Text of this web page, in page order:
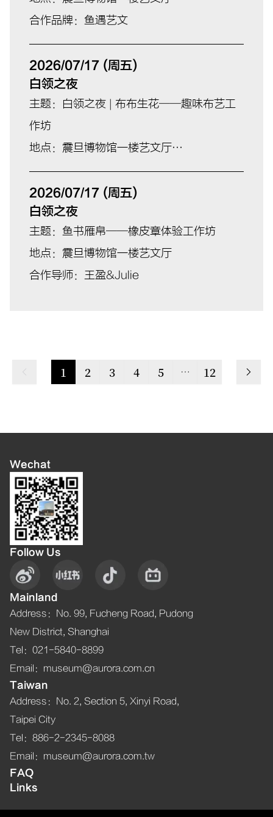
合作品牌：鱼遇艺文
2026/07/17 (周五)
白领之夜
主题：白领之夜 | 布布生花——趣味布艺工
作坊
地点：震旦博物馆一楼艺文厅
合作导师：王盈&Julie
2026/07/17 (周五)
白领之夜
主题：鱼书雁帛——橡皮章体验工作坊
地点：震旦博物馆一楼艺文厅
合作导师：王盈&Julie
1 2 3 4 5 12
Wechat
Follow Us
Mainland
Address ：
No. 99, Fucheng Road, Pudong
New District, Shanghai
Tel ：021-5840-8899
Email ：museum@aurora.com.cn
Taiwan
Address ：
No. 2, Section 5, Xinyi Road,
Taipei City
Tel ：886-2-2345-8088
Email ：museum@aurora.com.tw
FAQ
Links